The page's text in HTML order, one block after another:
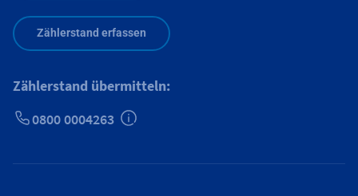
Zählerstand erfassen
Zählerstand übermitteln:
0800 0004263